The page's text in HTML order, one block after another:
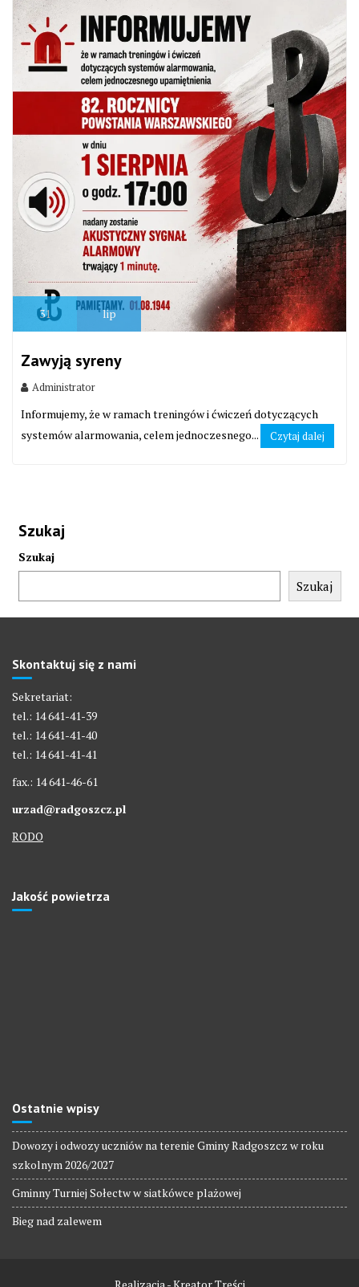
31 lip
Zawyją syreny
Administrator
Informujemy, że w ramach treningów i ćwiczeń dotyczących
systemów alarmowania, celem jednoczesnego...
Czytaj dalej
Szukaj
Szukaj
Szukaj
Skontaktuj się z nami
Sekretariat:
tel.: 14 641-41-39
tel.: 14 641-41-40
tel.: 14 641-41-41
fax.: 14 641-46-61
urzad@radgoszcz.pl
RODO
Jakość powietrza
Ostatnie wpisy
Dowozy i odwozy uczniów na terenie Gminy Radgoszcz w roku
szkolnym 2026/2027
Gminny Turniej Sołectw w siatkówce plażowej
Bieg nad zalewem